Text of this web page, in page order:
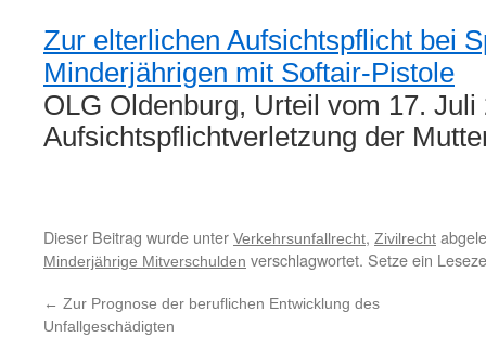
Zur elterlichen Aufsichtspflicht bei
Minderjährigen mit Softair-Pistole
OLG Oldenburg, Urteil vom 17. Juli
Aufsichtspflichtverletzung der
Dieser Beitrag wurde unter Verkehrsunfallrecht, Zivilrecht
Minderjährige Mitverschulden verschlagwortet. Setze ein
← Zur Prognose der beruflichen Entwicklung des
Unfallgeschädigten